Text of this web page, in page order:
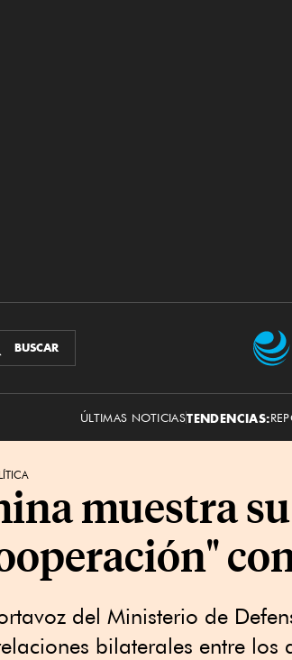
BUSCAR
ÚLTIMAS NOTICIASTENDENCIAS:
muestra
del Ministerio de
bilaterales entre los